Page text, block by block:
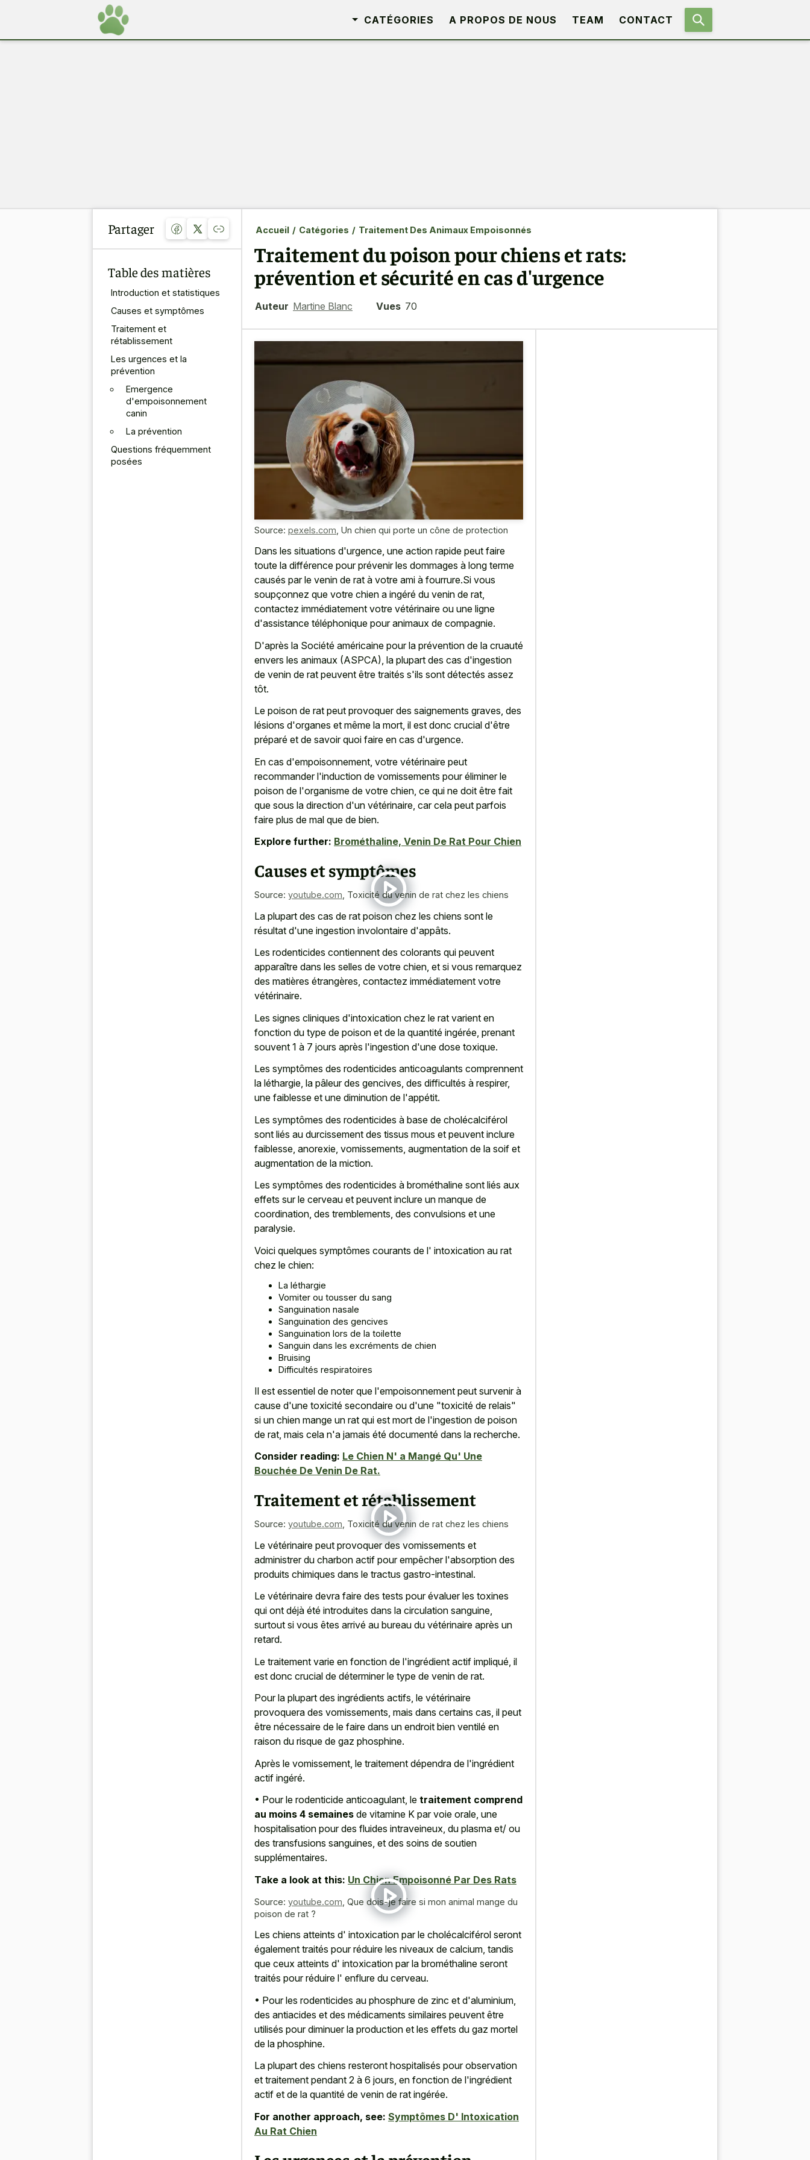
CATÉGORIES A PROPOS DE NOUS TEAM CONTACT
Partager
Table des matières
Introduction et statistiques
Causes et symptômes
Traitement et
rétablissement
Les urgences et la
prévention
Emergence
d'empoisonnement
canin
La prévention
Questions fréquemment
posées
Accueil / Catégories / Traitement Des Animaux Empoisonnés
Traitement du poison pour chiens et rats:
prévention et sécurité en cas d'urgence
Auteur Martine Blanc Vues 70
Source: pexels.com Un chien qui porte un cône de protection
Dans les situations d'urgence, une action rapide peut faire
toute la différence pour prévenir les dommages à long terme
causés par le venin de rat à votre ami à fourrure.Si vous
soupçonnez que votre chien a ingéré du venin de rat,
contactez immédiatement votre vétérinaire ou une ligne
d'assistance téléphonique pour animaux de compagnie.
D'après la Société américaine pour la prévention de la cruauté
envers les animaux (ASPCA), la plupart des cas d'ingestion
de venin de rat peuvent être traités s'ils sont détectés assez
tôt.
Le poison de rat peut provoquer des saignements graves, des
lésions d'organes et même la mort, il est donc crucial d'être
préparé et de savoir quoi faire en cas d'urgence.
En cas d'empoisonnement, votre vétérinaire peut
recommander l'induction de vomissements pour éliminer le
poison de l'organisme de votre chien, ce qui ne doit être fait
que sous la direction d'un vétérinaire, car cela peut parfois
faire plus de mal que de bien.
Explore further: Brométhaline, Venin De Rat Pour Chien
Causes et symptômes
Source: youtube.com Toxicité du venin de rat chez les chiens
La plupart des cas de rat poison chez les chiens sont le
résultat d'une ingestion involontaire d'appâts.
Les rodenticides contiennent des colorants qui peuvent
apparaître dans les selles de votre chien, et si vous remarquez
des matières étrangères, contactez immédiatement votre
vétérinaire.
Les signes cliniques d'intoxication chez le rat varient en
fonction du type de poison et de la quantité ingérée, prenant
souvent 1 à 7 jours après l'ingestion d'une dose toxique.
Les symptômes des rodenticides anticoagulants comprennent
la léthargie, la pâleur des gencives, des difficultés à respirer,
une faiblesse et une diminution de l'appétit.
Les symptômes des rodenticides à base de cholécalciférol
sont liés au durcissement des tissus mous et peuvent inclure
faiblesse, anorexie, vomissements, augmentation de la soif et
augmentation de la miction.
Les symptômes des rodenticides à brométhaline sont liés aux
effets sur le cerveau et peuvent inclure un manque de
coordination, des tremblements, des convulsions et une
paralysie.
Voici quelques symptômes courants de l' intoxication au rat
chez le chien:
La léthargie
Vomiter ou tousser du sang
Sanguination nasale
Sanguination des gencives
Sanguination lors de la toilette
Sanguin dans les excréments de chien
Bruising
Difficultés respiratoires
Il est essentiel de noter que l'empoisonnement peut survenir à
cause d'une toxicité secondaire ou d'une "toxicité de relais"
si un chien mange un rat qui est mort de l'ingestion de poison
de rat, mais cela n'a jamais été documenté dans la recherche.
Consider reading: Le Chien N' a Mangé Qu' Une
Bouchée De Venin De Rat.
Traitement et rétablissement
Source: youtube.com Toxicité du venin de rat chez les chiens
Le vétérinaire peut provoquer des vomissements et
administrer du charbon actif pour empêcher l'absorption des
produits chimiques dans le tractus gastro-intestinal.
Le vétérinaire devra faire des tests pour évaluer les toxines
qui ont déjà été introduites dans la circulation sanguine,
surtout si vous êtes arrivé au bureau du vétérinaire après un
retard.
Le traitement varie en fonction de l'ingrédient actif impliqué, il
est donc crucial de déterminer le type de venin de rat.
Pour la plupart des ingrédients actifs, le vétérinaire
provoquera des vomissements, mais dans certains cas, il peut
être nécessaire de le faire dans un endroit bien ventilé en
raison du risque de gaz phosphine.
Après le vomissement, le traitement dépendra de l'ingrédient
actif ingéré.
• Pour le rodenticide anticoagulant, le traitement comprend
au moins 4 semaines de vitamine K par voie orale, une
hospitalisation pour des fluides intraveineux, du plasma et/ ou
des transfusions sanguines, et des soins de soutien
supplémentaires.
Take a look at this: Un Chien Empoisonné Par Des Rats
Source: youtube.com Que dois-je faire si mon animal mange du
poison de rat ?
Les chiens atteints d' intoxication par le cholécalciférol seront
également traités pour réduire les niveaux de calcium, tandis
que ceux atteints d' intoxication par la brométhaline seront
traités pour réduire l' enflure du cerveau.
• Pour les rodenticides au phosphure de zinc et d'aluminium,
des antiacides et des médicaments similaires peuvent être
utilisés pour diminuer la production et les effets du gaz mortel
de la phosphine.
La plupart des chiens resteront hospitalisés pour observation
et traitement pendant 2 à 6 jours, en fonction de l'ingrédient
actif et de la quantité de venin de rat ingérée.
For another approach, see: Symptômes D' Intoxication
Au Rat Chien